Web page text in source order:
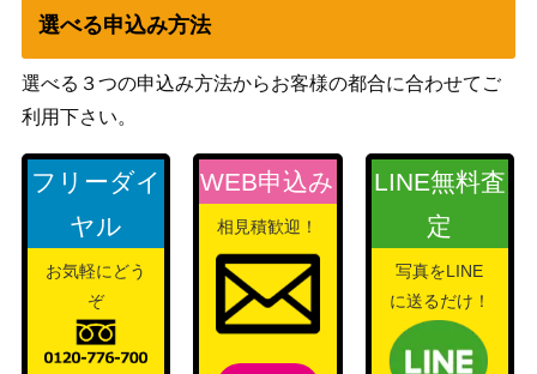
選べる申込み方法
選べる３つの申込み方法からお客様の都合に合わせてご
利用下さい。
フリーダイ
ヤル
お気軽にどう
ぞ
WEB申込み
相見積歓迎！
LINE無料査
定
写真をLINE
に送るだけ！